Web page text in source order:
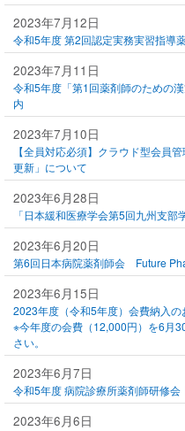
2023年7月12日
令和5年度 第2回認定実務実習指導
2023年7月11日
令和5年度「第1回薬剤師のための
内
2023年7月10日
【全員対応必須】クラウド型会員
更新」について
2023年6月28日
「日本緩和医療学会第5回九州支
2023年6月20日
第6回日本病院薬剤師会 Future
2023年6月15日
2023年度（令和5年度）会費納入の
※今年度の会費（12,000円）を6月
さい。
2023年6月7日
令和5年度 病院診療所薬剤師研修会
2023年6月6日